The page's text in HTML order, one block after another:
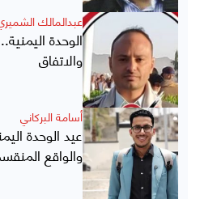
عبدالمالك
الوحدة
والاتفاق
أسامة البركاني
عيد الوحدة
والواقع